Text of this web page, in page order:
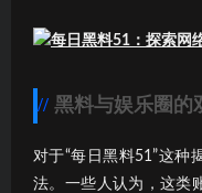
黑料与娱乐圈的
对于“每日黑料51”这种
法。一些人认为，这类